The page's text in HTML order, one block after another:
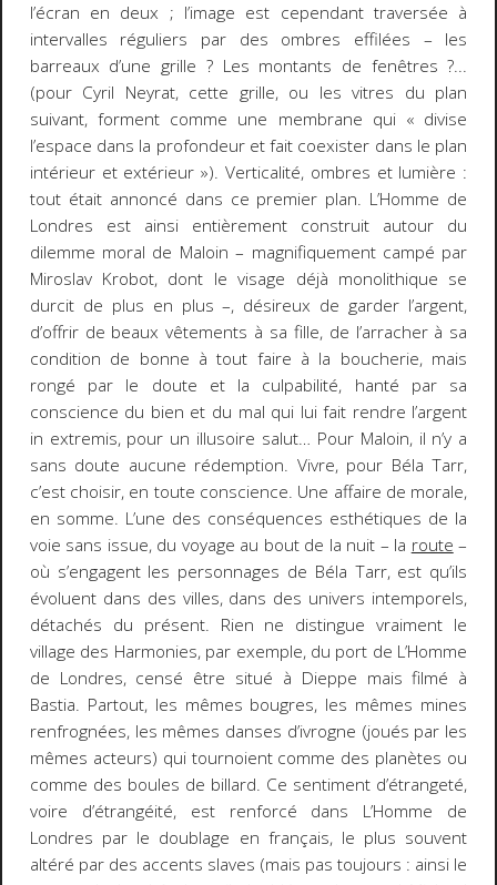
l’écran en deux ; l’image est cependant traversée à
intervalles réguliers par des ombres effilées – les
barreaux d’une grille ? Les montants de fenêtres ?...
(pour Cyril Neyrat, cette grille, ou les vitres du plan
suivant, forment comme une membrane qui « divise
l’espace dans la profondeur et fait coexister dans le plan
intérieur et extérieur »). Verticalité, ombres et lumière :
tout était annoncé dans ce premier plan. L’Homme de
Londres est ainsi entièrement construit autour du
dilemme moral de Maloin – magnifiquement campé par
Miroslav Krobot, dont le visage déjà monolithique se
durcit de plus en plus –, désireux de garder l’argent,
d’offrir de beaux vêtements à sa fille, de l’arracher à sa
condition de bonne à tout faire à la boucherie, mais
rongé par le doute et la culpabilité, hanté par sa
conscience du bien et du mal qui lui fait rendre l’argent
in extremis, pour un illusoire salut… Pour Maloin, il n’y a
sans doute aucune rédemption. Vivre, pour Béla Tarr,
c’est choisir, en toute conscience. Une affaire de morale,
en somme. L’une des conséquences esthétiques de la
voie sans issue, du voyage au bout de la nuit – la route –
où s’engagent les personnages de Béla Tarr, est qu’ils
évoluent dans des villes, dans des univers intemporels,
détachés du présent. Rien ne distingue vraiment le
village des Harmonies, par exemple, du port de L’Homme
de Londres, censé être situé à Dieppe mais filmé à
Bastia. Partout, les mêmes bougres, les mêmes mines
renfrognées, les mêmes danses d’ivrogne (joués par les
mêmes acteurs) qui tournoient comme des planètes ou
comme des boules de billard. Ce sentiment d’étrangeté,
voire d’étrangéité, est renforcé dans L’Homme de
Londres par le doublage en français, le plus souvent
altéré par des accents slaves (mais pas toujours : ainsi le